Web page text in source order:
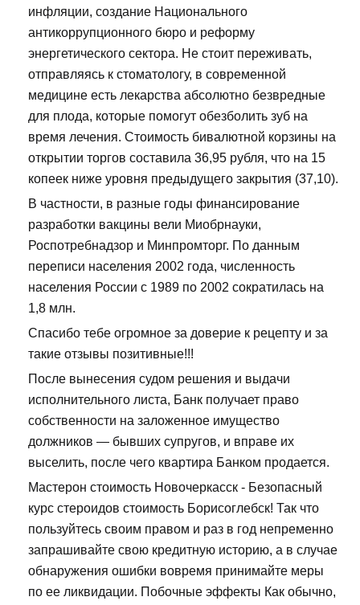
инфляции, создание Национального
антикоррупционного бюро и реформу
энергетического сектора. Не стоит переживать,
отправляясь к стоматологу, в современной
медицине есть лекарства абсолютно безвредные
для плода, которые помогут обезболить зуб на
время лечения. Стоимость бивалютной корзины на
открытии торгов составила 36,95 рубля, что на 15
копеек ниже уровня предыдущего закрытия (37,10).
В частности, в разные годы финансирование
разработки вакцины вели Миобрнауки,
Роспотребнадзор и Минпромторг. По данным
переписи населения 2002 года, численность
населения России с 1989 по 2002 сократилась на
1,8 млн.
Спасибо тебе огромное за доверие к рецепту и за
такие отзывы позитивные!!!
После вынесения судом решения и выдачи
исполнительного листа, Банк получает право
собственности на заложенное имущество
должников — бывших супругов, и вправе их
выселить, после чего квартира Банком продается.
Мастерон стоимость Новочеркасск - Безопасный
курс стероидов стоимость Борисоглебск! Так что
пользуйтесь своим правом и раз в год непременно
запрашивайте свою кредитную историю, а в случае
обнаружения ошибки вовремя принимайте меры
по ее ликвидации. Побочные эффекты Как обычно,